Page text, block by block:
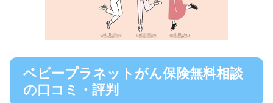
ベビープラネットがん保険無料相談
の口コミ・評判